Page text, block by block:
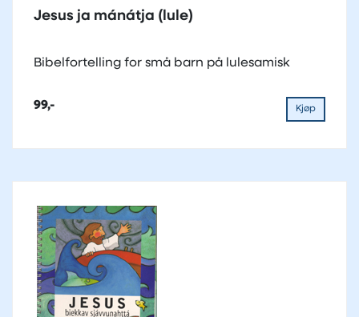
Jesus ja mánátja (lule)
Bibelfortelling for små barn på lulesamisk
99,- Kjøp